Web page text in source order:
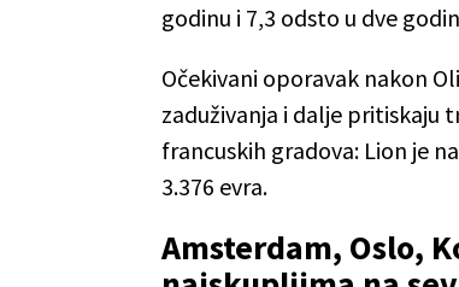
godinu i 7,3 odsto u dve
Očekivani oporavak nakon
zaduživanja i dalje pritiskaju
francuskih gradova: Lion je
3.376 evra.
Amsterdam, Oslo,